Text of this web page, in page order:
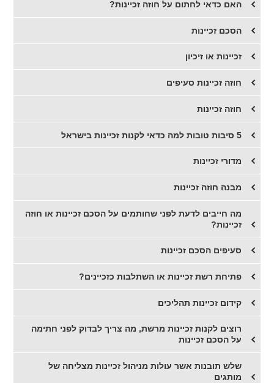
האם כדאי לחתום על חוזה זכיינות?
​הסכם זכיינות
​זכיינות או זיכיון
חוזה זכיינות סעיפים
חוזה זכיינות
5 סיבות טובות למה כדאי לקנות זכיינות בישראל
מדורי זכיינות
מבנה חוזה זכיינות
מה חייבים לדעת לפני שחותמים על הסכם זכיינות או חוזה
זכיינות?
סעיפים הסכם זכיינות
פתיחת רשת זכיינות או השתלבות כזכיינים?
קידום זכיינות תהליכים
רוצים לקנות זכיינות מרשת, מה צריך לבדוק לפני חתימה
על הסכם זכיינות
שלש תובנות אשר עולות מניהול זכיינות מצליחה של
מותגים